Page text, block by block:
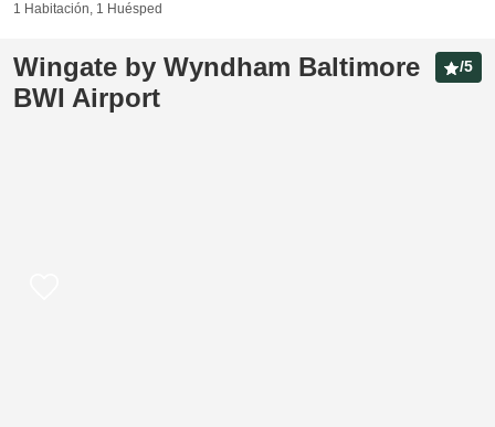
1 Habitación, 1 Huésped
Wingate by Wyndham Baltimore
BWI Airport
/5